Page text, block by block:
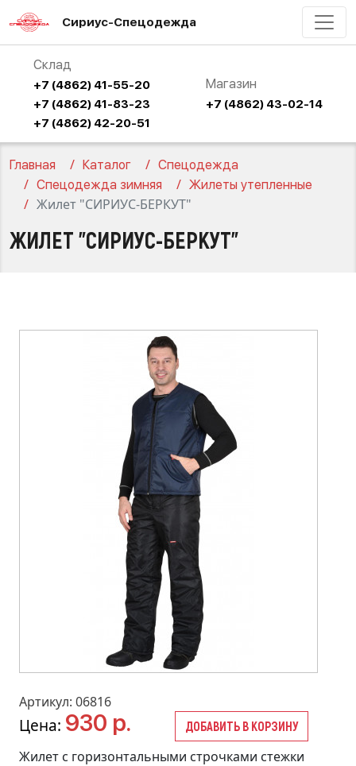
Сириус-Спецодежда
Склад
+7 (4862) 41-55-20
+7 (4862) 41-83-23
+7 (4862) 42-20-51
Магазин
+7 (4862) 43-02-14
Главная Каталог
Спецодежда
Спецодежда зимняя
Жилеты утепленные
Жилет "СИРИУС-БЕРКУТ"
ЖИЛЕТ "СИРИУС-БЕРКУТ"
Артикул: 06816
Цена: 930 р. ДОБАВИТЬ В КОРЗИНУ
Жилет с горизонтальными строчками стежки